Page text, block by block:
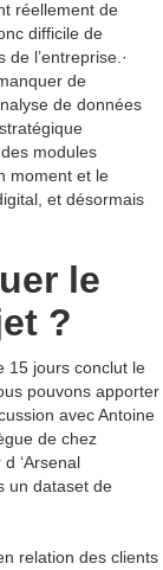
réellement de
difficile de
l’entreprise.·
de
de données
modules
moment et le
et désormais
le
?
15 jours conclut le
pouvons apporter
avec Antoine
de chez
‘Arsenal
un dataset de
relation des clients